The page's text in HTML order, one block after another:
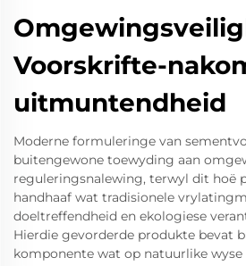
Voorskrifte-
uitmuntendheid
Moderne formuleringe van
buitengewone toewyding aan
reguleringsnalewing, terwyl dit hoë
handhaaf wat tradisionele
doeltreffendheid en ekologiese
Hierdie gevorderde produkte bevat
komponente wat op natuurlike